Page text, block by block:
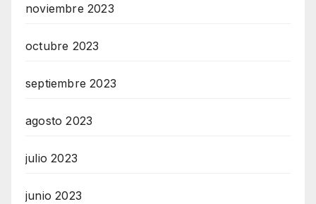
noviembre 2023
octubre 2023
septiembre 2023
agosto 2023
julio 2023
junio 2023